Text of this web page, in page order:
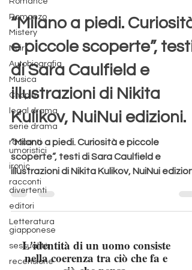
Romanzo
Mistery
Noir
Autobiografia
Musica
Chopin
legal drama
serie drama
racconti
umoristici
ironic
racconti
divertenti
editori
Letteratura
giapponese
sessualità
recensione
Aurora Redville
11 lug 2024
Tempo di lettura: 3 min
“Milano a piedi. Curiosità
e piccole scoperte”, testi
di Sara Caulfield e
illustrazioni di Nikita
Kulikov, NuiNui edizioni.
“Milano a piedi. Curiosità e piccole
scoperte”, testi di Sara Caulfield e
illustrazioni di Nikita Kulikov, NuiNui edizioni.